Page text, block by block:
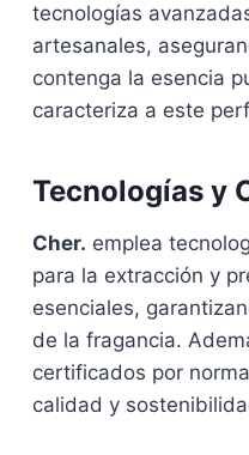
tecnologías
artesanales,
contenga la esencia
caracteriza a este
Tecnologías y
Cher. emplea
para la extracción y
esenciales,
de la fragancia.
certificados por
calidad y